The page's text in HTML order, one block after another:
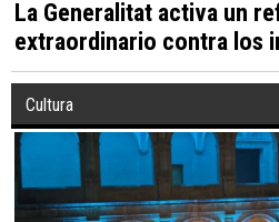
extraordinario contra los